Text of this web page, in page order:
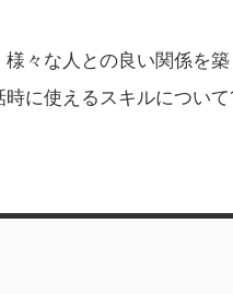
々な人との良い関係を
に使えるスキルについて